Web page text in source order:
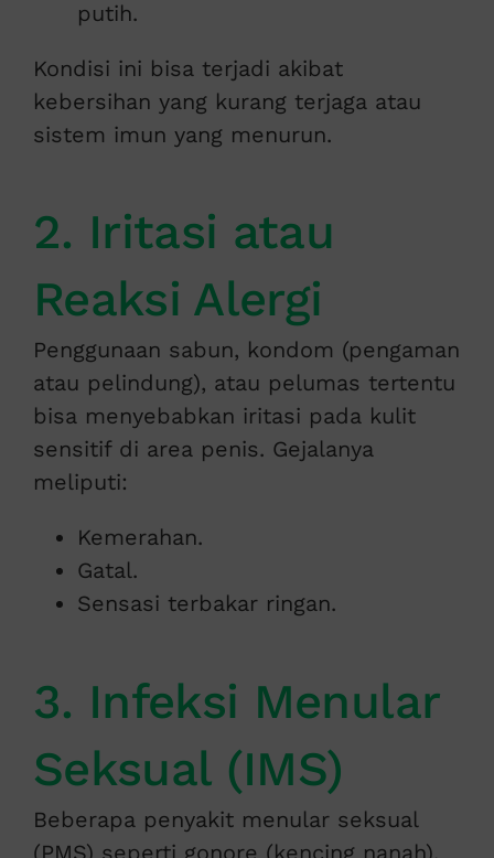
putih.
Kondisi ini bisa terjadi akibat
kebersihan yang kurang terjaga atau
sistem imun yang menurun.
2. Iritasi atau
Reaksi Alergi
Penggunaan sabun, kondom (pengaman
atau pelindung), atau pelumas tertentu
bisa menyebabkan iritasi pada kulit
sensitif di area penis. Gejalanya
meliputi:
Kemerahan.
Gatal.
Sensasi terbakar ringan.
3. Infeksi Menular
Seksual (IMS)
Beberapa penyakit menular seksual
(PMS) seperti gonore (kencing nanah),